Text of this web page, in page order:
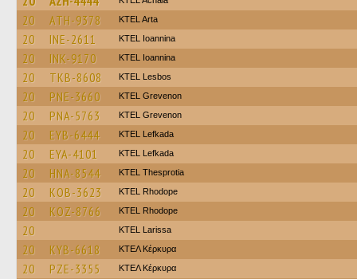
20 ATH-9378 KTEL Arta
20 INE-2611 KTEL Ioannina
20 INK-9170 KTEL Ioannina
20 TKB-8608 KTEL Lesbos
20 PNE-3660 ΚΤΕL Grevenon
20 PNA-5763 ΚΤΕL Grevenon
20 EYB-6444 KTEL Lefkada
20 EYA-4101 KTEL Lefkada
20 HNA-8544 KTEL Thesprotia
20 KOB-3623 KTEL Rhodope
20 KOZ-8766 KTEL Rhodope
20 KTEL Larissa
20 KYB-6618 ΚΤΕΛ Κέρκυρα
20 PZE-3355 ΚΤΕΛ Κέρκυρα